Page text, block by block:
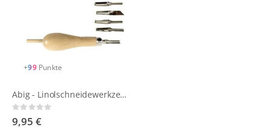
+99 Punkte
Abig - Linolschneidewerkzeug
Rating:
0%
9,95 €